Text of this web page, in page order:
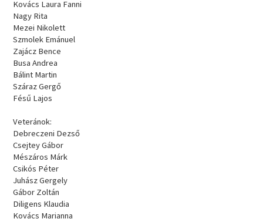
Kovács Laura Fanni
Nagy Rita
Mezei Nikolett
Szmolek Emánuel
Zajácz Bence
Busa Andrea
Bálint Martin
Száraz Gergő
Fésű Lajos
Veteránok:
Debreczeni Dezső
Csejtey Gábor
Mészáros Márk
Csikós Péter
Juhász Gergely
Gábor Zoltán
Diligens Klaudia
Kovács Marianna